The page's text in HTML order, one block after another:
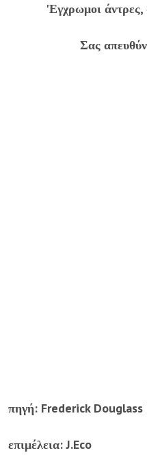
'Εγχρωμοι άντρες,
Σας
πηγή: Frederick
επιμέλεια: J.Eco